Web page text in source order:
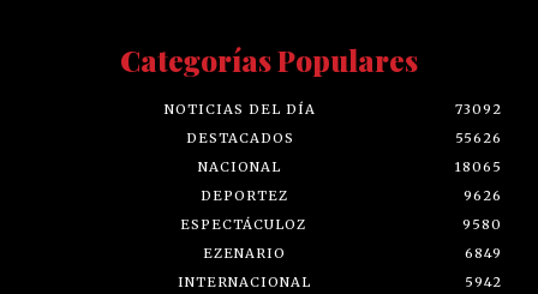
Categorías Populares
NOTICIAS DEL DÍA
73092
DESTACADOS
55626
NACIONAL
18065
DEPORTEZ
9626
ESPECTÁCULOZ
9580
EZENARIO
6849
INTERNACIONAL
5942